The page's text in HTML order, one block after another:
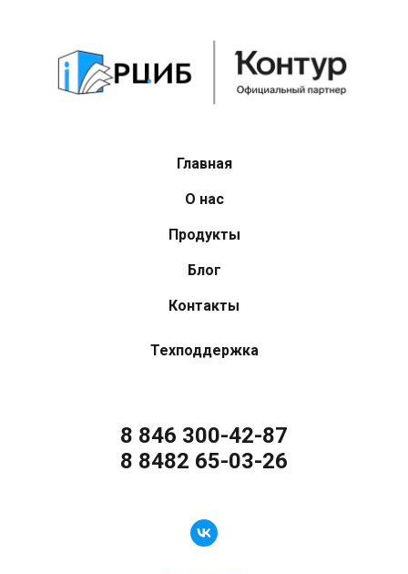
Главная
О нас
Продукты
Блог
Контакты
Техподдержка
8 846 300-42-87
8 8482 65-03-26